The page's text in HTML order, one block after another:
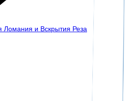
Ломания и Вскрытия Реза